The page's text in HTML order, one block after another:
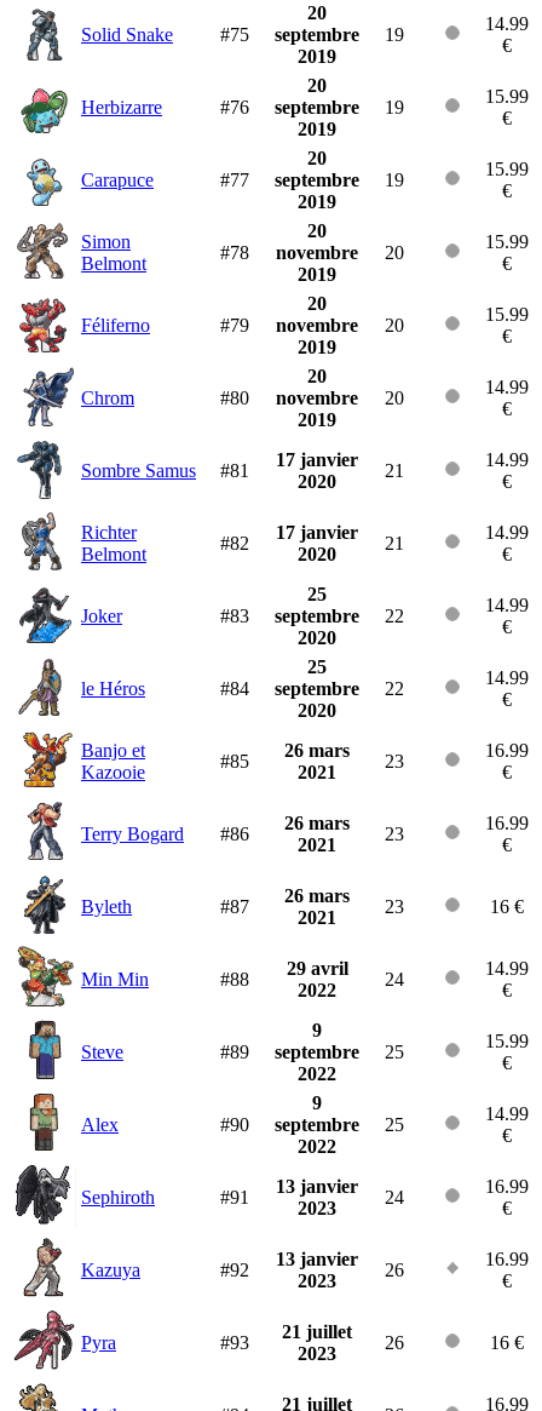
Solid Snake #75
20
septembre
2019
19
14.99
€
Herbizarre #76
20
septembre
2019
19
15.99
€
Carapuce #77
20
septembre
2019
19
15.99
€
Simon
Belmont
#78
20
novembre
2019
20
15.99
€
Féliferno #79
20
novembre
2019
20
15.99
€
Chrom #80
20
novembre
2019
20
14.99
€
Sombre Samus #81
17 janvier
2020
21
14.99
€
Richter
Belmont
#82
17 janvier
2020
21
14.99
€
Joker #83
25
septembre
2020
22
14.99
€
le Héros #84
25
septembre
2020
22
14.99
€
Banjo et
Kazooie
#85
26 mars
2021
23
16.99
€
Terry Bogard #86
26 mars
2021
23
16.99
€
Byleth #87
26 mars
2021
23 16 €
Min Min #88
29 avril
2022
24
14.99
€
Steve #89
9
septembre
2022
25
15.99
€
Alex #90
9
septembre
2022
25
14.99
€
Sephiroth #91
13 janvier
2023
24
16.99
€
Kazuya #92
13 janvier
2023
26
16.99
€
Pyra #93
21 juillet
2023
26 16 €
21 juillet 16.99